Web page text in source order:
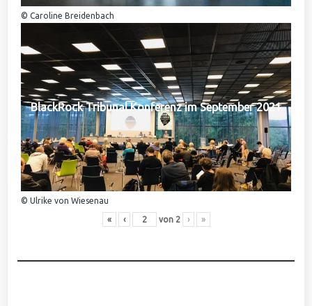
© Caroline Breidenbach
BlackRock Tribunal Konferenz im September 2021
© Ulrike von Wiesenau
« ‹ von 2 › »